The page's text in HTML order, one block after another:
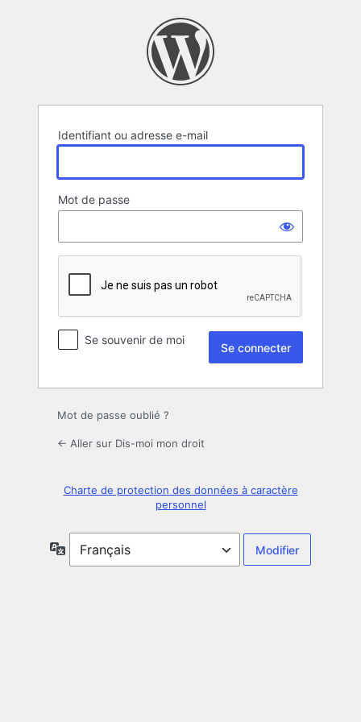
Identifiant ou adresse e-mail
Mot de passe
Se souvenir de moi
Mot de passe oublié ?
← Aller sur Dis-moi mon droit
Charte de protection des données à caractère
personnel
Langue